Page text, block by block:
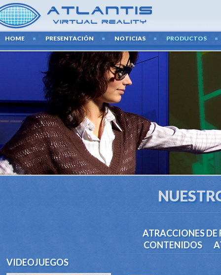
HOME PRESENTACIÓN NOTICIAS PRODUCTOS
ATRACCIONES DE
CONTENIDOS
VIDEOJUEGOS